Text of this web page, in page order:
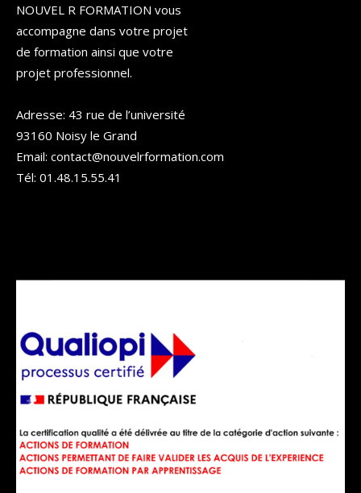
NOUVEL R FORMATION vous
accompagne dans votre projet
de formation ainsi que votre
projet professionnel.
Adresse: 43 rue de l’université
93160 Noisy le Grand
Email: contact@nouvelrformation.com
Tél: 01.48.15.55.41